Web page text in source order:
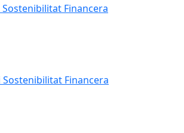
Financera
Financera